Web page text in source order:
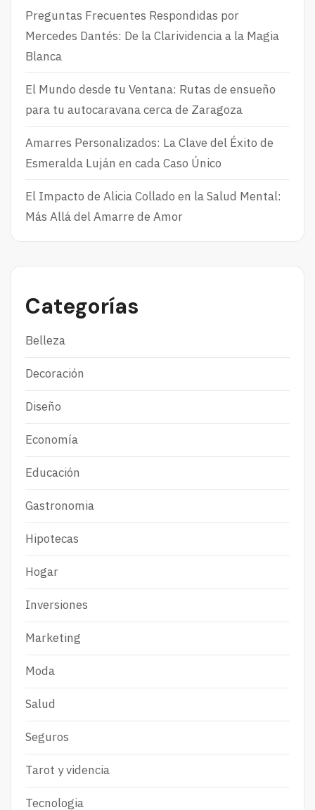
Preguntas Frecuentes Respondidas por
Mercedes Dantés: De la Clarividencia a la Magia
Blanca
El Mundo desde tu Ventana: Rutas de ensueño
para tu autocaravana cerca de Zaragoza
Amarres Personalizados: La Clave del Éxito de
Esmeralda Luján en cada Caso Único
El Impacto de Alicia Collado en la Salud Mental:
Más Allá del Amarre de Amor
Categorías
Belleza
Decoración
Diseño
Economía
Educación
Gastronomia
Hipotecas
Hogar
Inversiones
Marketing
Moda
Salud
Seguros
Tarot y videncia
Tecnologia